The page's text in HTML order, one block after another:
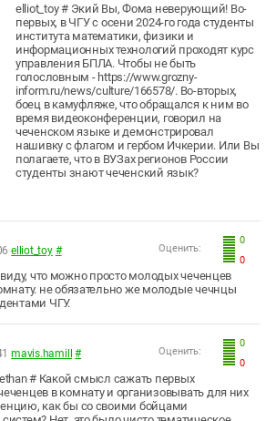
elliot_toy # Экий Вы, Фома неверующий! Во-
первых, в ЧГУ с осени 2024-го года студенты
института математики, физики и
информационных технологий проходят курс
управления БПЛА. Чтобы не быть
голословным - https://www.grozny-
inform.ru/news/culture/166578/. Во-вторых,
боец в камуфляже, что обращался к ним во
время видеоконференции, говорил на
чеченском языке и демонстрировал
нашивку с флагом и гербом Ичкерии. Или Вы
полагаете, что в ВУЗах регионов России
студенты знают чеченский язык?
0
0
Оценить:
elliot_toy #
что можно просто молодых чеченцев
не обязательно же молодые чечнцы
ЧГУ.
0
0
Оценить:
mavis.hamill #
# Какой смысл сажать первых
в комнату и организовывать для них
как бы со своими бойцами